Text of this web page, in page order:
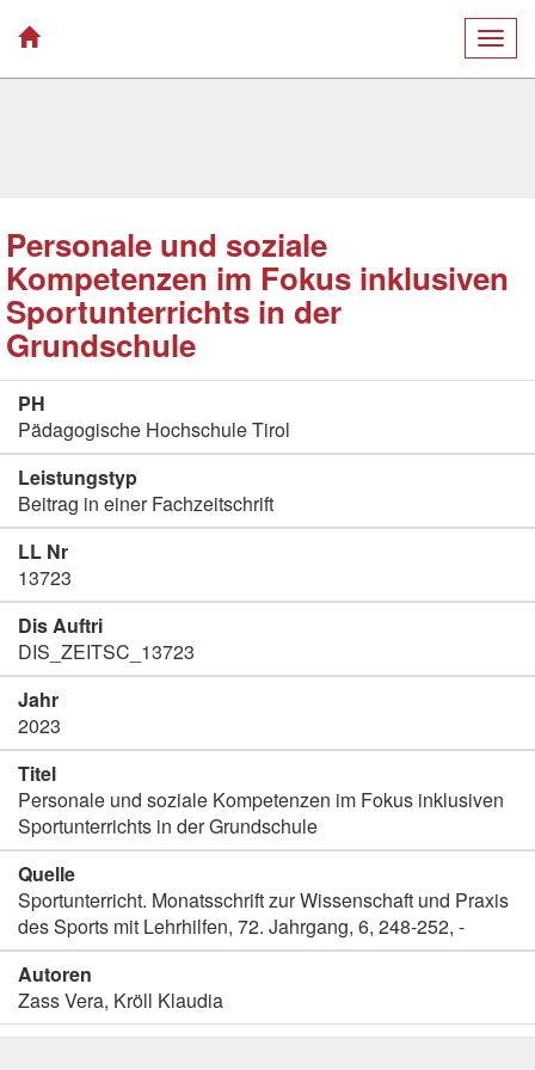
Personale und soziale
Kompetenzen im Fokus inklusiven
Sportunterrichts in der
Grundschule
PH
Pädagogische Hochschule Tirol
Leistungstyp
Beitrag in einer Fachzeitschrift
LL Nr
13723
Dis Auftri
DIS_ZEITSC_13723
Jahr
2023
Titel
Personale und soziale Kompetenzen im Fokus inklusiven
Sportunterrichts in der Grundschule
Quelle
Sportunterricht. Monatsschrift zur Wissenschaft und Praxis
des Sports mit Lehrhilfen, 72. Jahrgang, 6, 248-252, -
Autoren
Zass Vera, Kröll Klaudia